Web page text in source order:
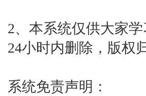
2、本系统仅供大家
24小时内删除，版权
系统免责声明：